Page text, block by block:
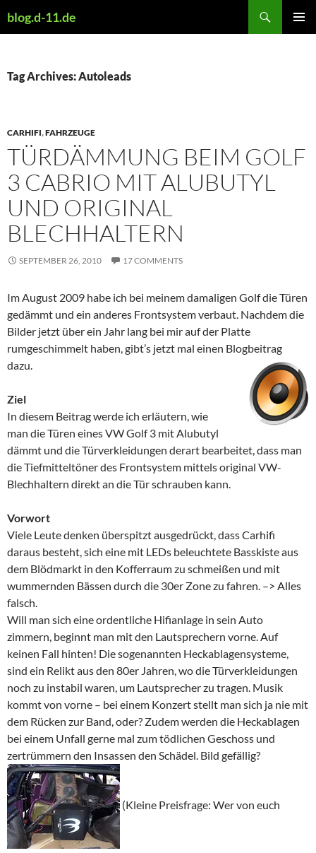
toblog.d-11.de
Tag Archives: Autoleads
CARHIFI,FAHRZEUGE
TÜRDÄMMUNG BEIM GOLF
3 CABRIO MIT ALUBUTYL
UND ORIGINAL
BLECHHALTERN
SEPTEMBER 26, 2010 17 COMMENTS
Im August 2009 habe ich bei meinem damaligen Golf die Türen
gedämmt und ein anderes Frontsystem verbaut. Nachdem die
Bilder jetzt über ein Jahr lang bei mir auf der Platte
rumgeschimmelt haben, gibt’s jetzt mal einen Blogbeitrag
dazu.
Ziel
In diesem Beitrag werde ich erläutern, wie
man die Türen eines VW Golf 3 mit Alubutyl
dämmt und die Türverkleidungen derart bearbeitet, dass man
die Tiefmitteltöner des Frontsystem mittels original VW-
Blechhaltern direkt an die Tür schrauben kann.
Vorwort
Viele Leute denken überspitzt ausgedrückt, dass Carhifi
daraus besteht, sich eine mit LEDs beleuchtete Basskiste aus
dem Blödmarkt in den Kofferraum zu schmeißen und mit
wummernden Bässen durch die 30er Zone zu fahren. –> Alles
falsch.
Will man sich eine ordentliche Hifianlage in sein Auto
zimmern, beginnt man mit den Lautsprechern vorne. Auf
keinen Fall hinten! Die sogenannten Heckablagensysteme,
sind ein Relikt aus den 80er Jahren, wo die Türverkleidungen
noch zu instabil waren, um Lautsprecher zu tragen. Musik
kommt von vorne – bei einem Konzert stellt man sich ja nie mit
dem Rücken zur Band, oder? Zudem werden die Heckablagen
bei einem Unfall gerne mal zum tödlichen Geschoss und
zertrümmern den Insassen den Schädel. Bild gefällig?
(Kleine Preisfrage: Wer von euch